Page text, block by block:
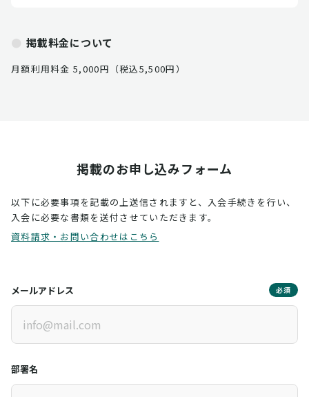
掲載料金について
月額利用料金 5,000円（税込5,500円）
掲載のお申し込みフォーム
以下に必要事項を記載の上送信されますと、入会手続きを行い、
入会に必要な書類を送付させていただきます。
資料請求・お問い合わせはこちら
メールアドレス 必須
部署名